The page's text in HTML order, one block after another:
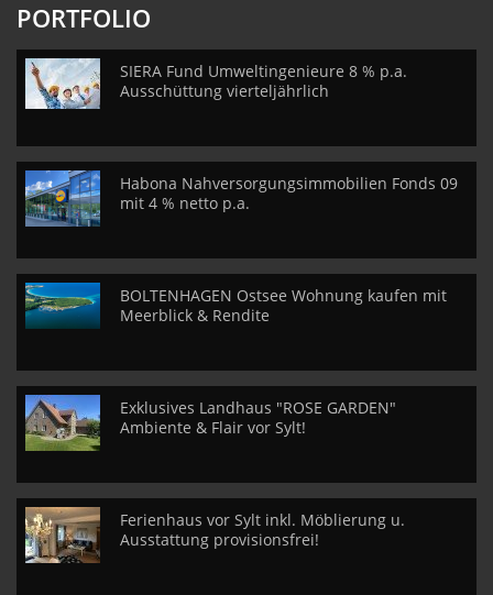
PORTFOLIO
SIERA Fund Umweltingenieure 8 % p.a.
Ausschüttung vierteljährlich
Habona Nahversorgungsimmobilien Fonds 09
mit 4 % netto p.a.
BOLTENHAGEN Ostsee Wohnung kaufen mit
Meerblick & Rendite
Exklusives Landhaus "ROSE GARDEN"
Ambiente & Flair vor Sylt!
Ferienhaus vor Sylt inkl. Möblierung u.
Ausstattung provisionsfrei!